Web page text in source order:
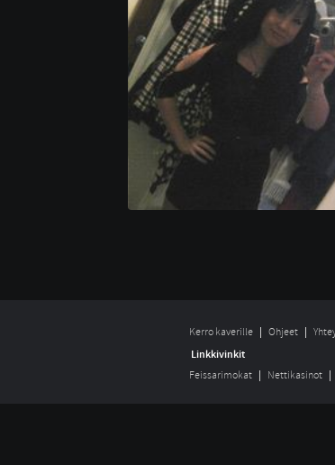
Kerro kaverille Ohjeet
Linkkivinkit
Feissarimokat Nettikasinot